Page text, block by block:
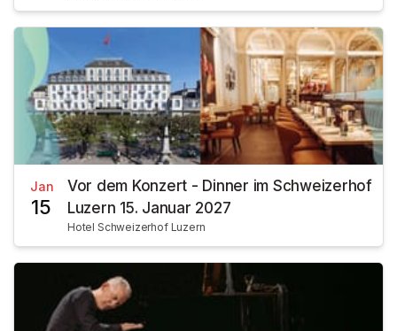
Jan
15
Vor dem Konzert - Dinner im Schweizerhof
Luzern 15. Januar 2027
Hotel Schweizerhof Luzern